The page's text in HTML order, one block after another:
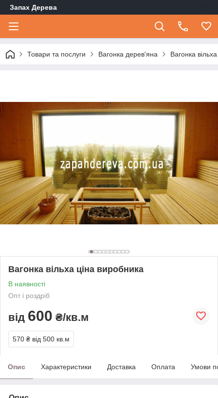
Запах Дерева
Товари та послуги Вагонка дерев'яна Вагонка
Вагонка вільха ціна виробника
В наявності
Опт і роздріб
від 600 ₴/кв.м
570 ₴ від 500 кв.м
Опис Характеристики Доставка Оплата Умови